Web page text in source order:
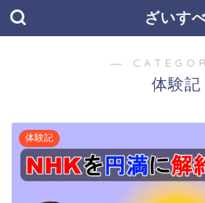
ざいす
―
体験記
体験記